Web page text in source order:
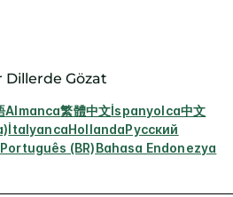
Dillerde Gözat
Almanca繁體中文İspanyolca中文
İtalyancaHollandaРусский
Português (BR)Bahasa Endonezya